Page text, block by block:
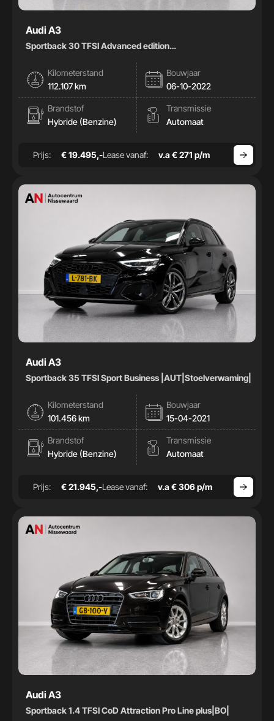
Audi A3
Sportback 30 TFSI Advanced edition
Kilometerstand
112.107 km
Bouwjaar
06-10-2022
Brandstof
Hybride (Benzine)
Transmissie
Automaat
Prijs: € 19.495,-Lease vanaf: v.a € 271 p/m
Audi A3
Sportback 35 TFSI Sport Business |AUT|Stoelverwaming|
Kilometerstand
101.456 km
Bouwjaar
15-04-2021
Brandstof
Hybride (Benzine)
Transmissie
Automaat
Prijs: € 21.945,-Lease vanaf: v.a € 306 p/m
Audi A3
Sportback 1.4 TFSI CoD Attraction Pro Line plus|BO|